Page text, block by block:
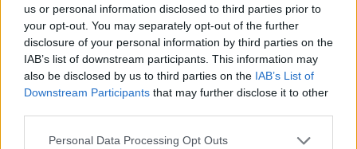
us or personal information disclosed to third parties prior to
your opt-out. You may separately opt-out of the further
disclosure of your personal information by third parties on the
IAB’s list of downstream participants. This information may
also be disclosed by us to third parties on the IAB’s List of
Downstream Participants that may further disclose it to other
Please note that this website/app uses one or more Google
Personal Data Processing Opt Outs
Governo e opposizione in contrasto: le accuse di Conte sulle